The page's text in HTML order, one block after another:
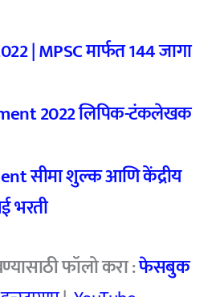
| MPSC मार्फत 144 जागा
2022 लिपिक-टंकलेखक
सीमा शुल्क आणि केंद्रीय
भरती
फॉलो करा :फेसबुक